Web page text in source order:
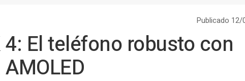
Publicado 12/
El teléfono robusto con